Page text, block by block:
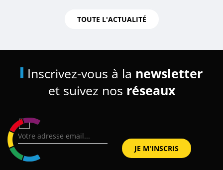
TOUTE L'ACTUALITÉ
Inscrivez-vous à la newsletter
et suivez nos réseaux